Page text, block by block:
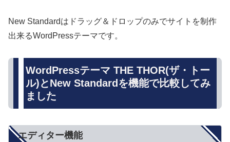
New Standardはドラッグ＆ドロップのみでサイトを制作
出来るWordPressテーマです。
WordPressテーマ THE THOR(ザ・トー
ル)とNew Standardを機能で比較してみ
ました
エディター機能